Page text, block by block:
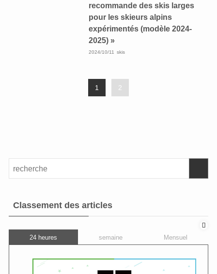
recommande des skis larges
pour les skieurs alpins
expérimentés (modèle 2024-
2025) »
2024/10/11 skis
1 2
Classement des articles
24 heures semaine Mensuel